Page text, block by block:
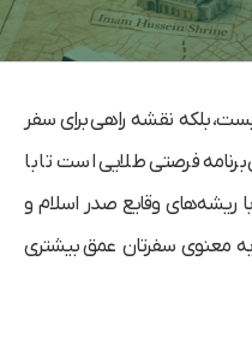
بلکه نقشه راهی برای سفر
فرصتی طلایی است تا با
ریشه‌های وقایع صدر اسلام و
معنوی سفرتان عمق بیشتری